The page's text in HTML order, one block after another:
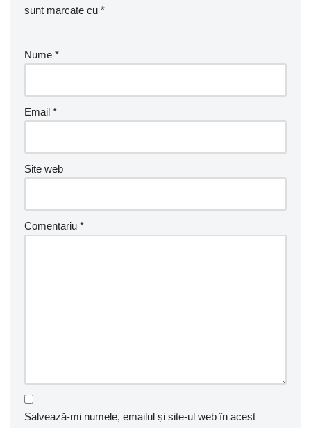
sunt marcate cu *
Nume *
Email *
Site web
Comentariu *
Salvează-mi numele, emailul și site-ul web în acest